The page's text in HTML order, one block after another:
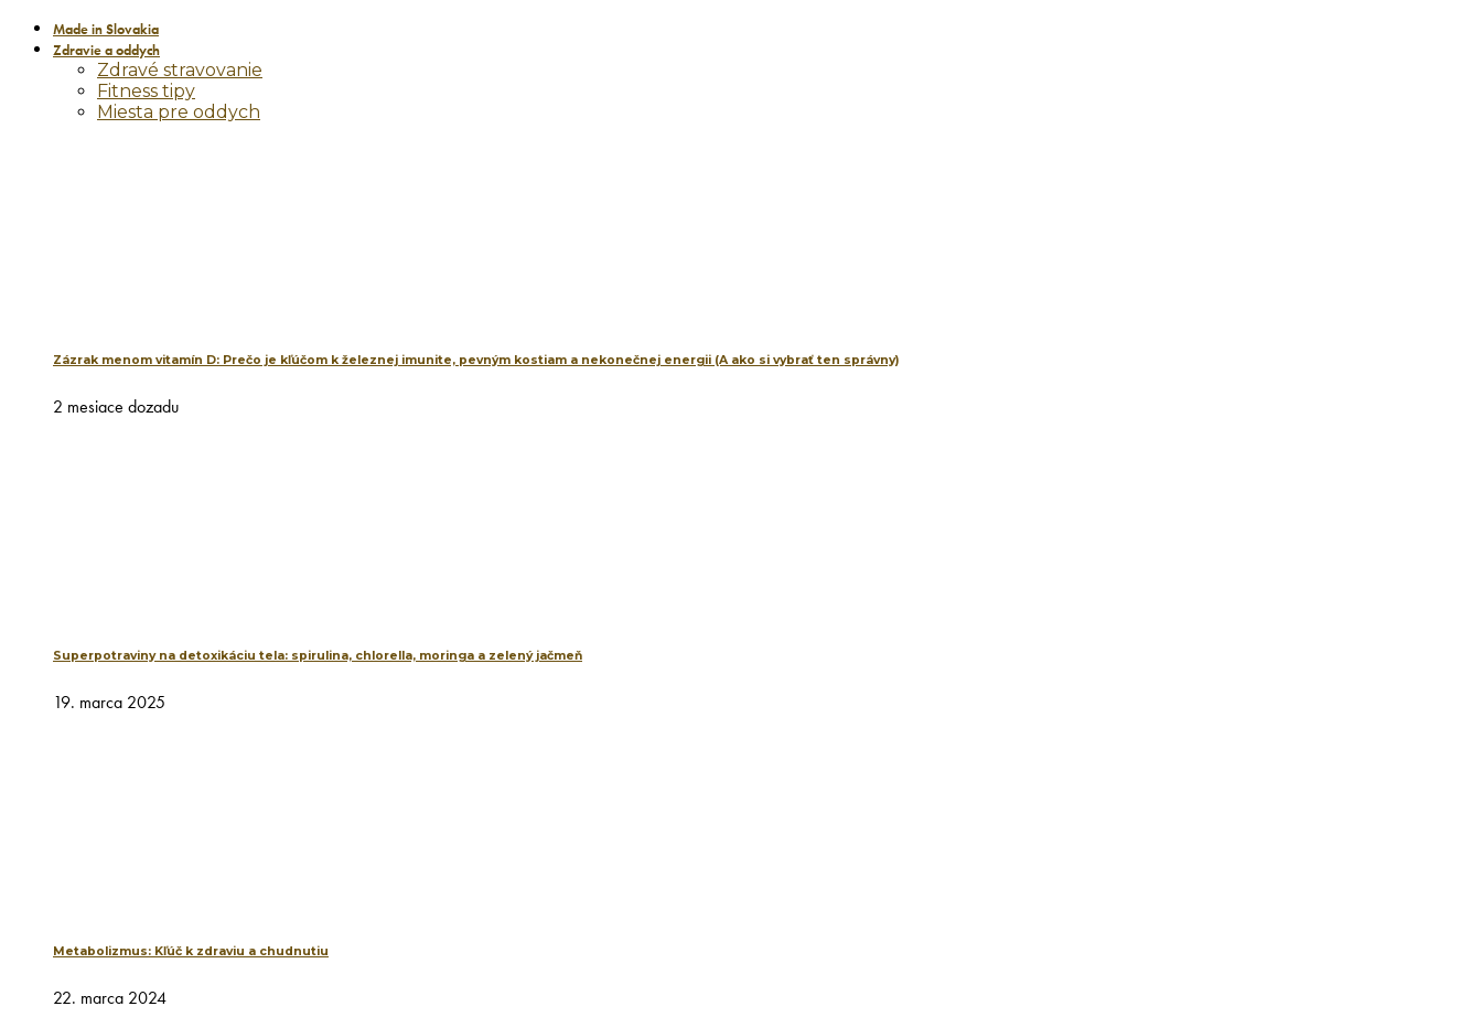
Made in Slovakia
Zdravie a oddych
Zdravé stravovanie
Fitness tipy
Miesta pre oddych
Zázrak menom vitamín D: Prečo je kľúčom k železnej imunite, pevným kostiam a nekonečnej energii (A ako si vybrať ten správny)
2 mesiace dozadu
Superpotraviny na detoxikáciu tela: spirulina, chlorella, moringa a zelený jačmeň
19. marca 2025
Metabolizmus: Kľúč k zdraviu a chudnutiu
22. marca 2024